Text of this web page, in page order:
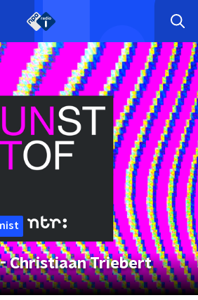
Christiaan Triebert